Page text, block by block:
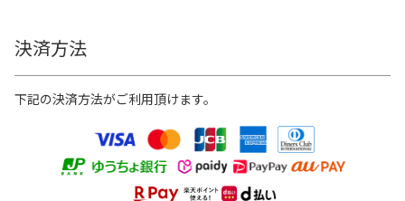
決済方法
下記の決済方法がご利用頂けます。